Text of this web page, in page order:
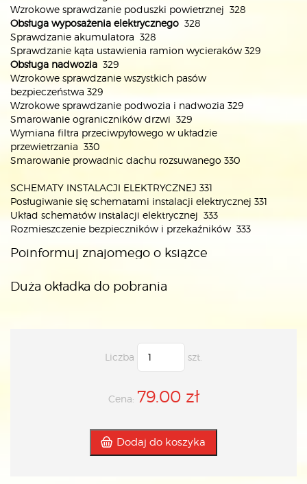
Wzrokowe sprawdzanie poduszki powietrznej 328
Obsługa wyposażenia elektrycznego 328
Sprawdzanie akumulatora 328
Sprawdzanie kąta ustawienia ramion wycieraków 329
Obsługa nadwozia 329
Wzrokowe sprawdzanie wszystkich pasów
bezpieczeństwa 329
Wzrokowe sprawdzanie podwozia i nadwozia 329
Smarowanie ograniczników drzwi 329
Wymiana filtra przeciwpyłowego w układzie
przewietrzania 330
Smarowanie prowadnic dachu rozsuwanego 330
SCHEMATY INSTALACJI ELEKTRYCZNEJ 331
Posługiwanie się schematami instalacji elektrycznej 331
Układ schematów instalacji elektrycznej 333
Rozmieszczenie bezpieczników i przekaźników 333
Poinformuj znajomego o książce
Duża okładka do pobrania
Liczba szt.
Cena: 79.00 zł
Dodaj do koszyka